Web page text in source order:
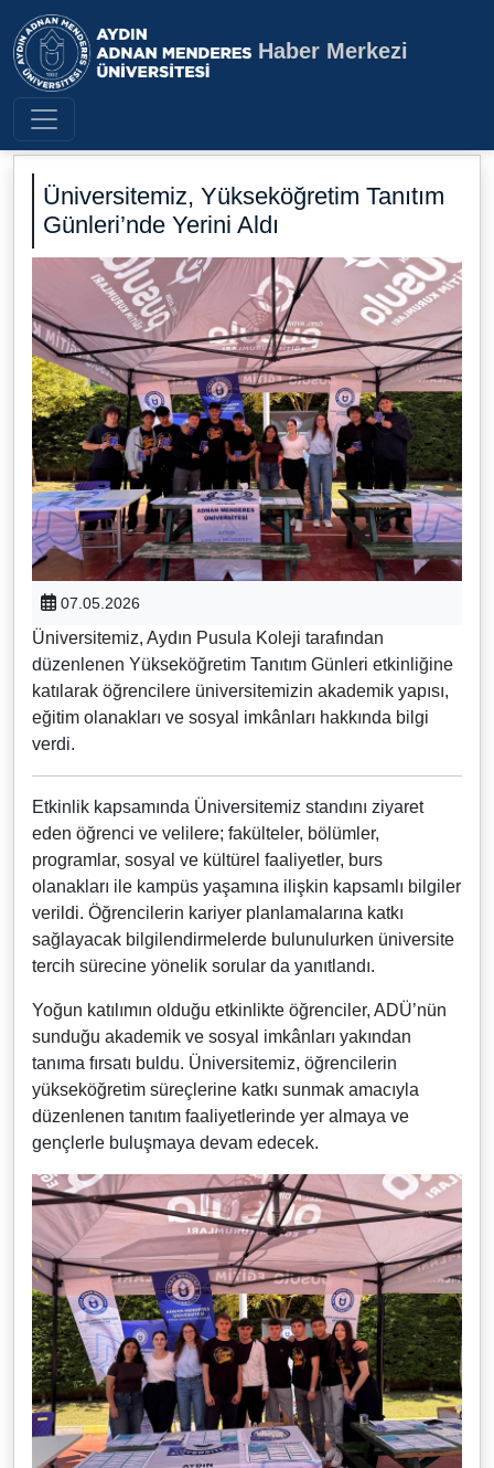
Aydın Adnan Menderes
Haber Merkezi
Üniversitemiz, Yükseköğretim Tanıtım
Günleri’nde Yerini Aldı
07.05.2026
Üniversitemiz, Aydın Pusula Koleji tarafından
düzenlenen Yükseköğretim Tanıtım Günleri etkinliğine
katılarak öğrencilere üniversitemizin akademik yapısı,
eğitim olanakları ve sosyal imkânları hakkında bilgi
verdi.
Etkinlik kapsamında Üniversitemiz standını ziyaret
eden öğrenci ve velilere; fakülteler, bölümler,
programlar, sosyal ve kültürel faaliyetler, burs
olanakları ile kampüs yaşamına ilişkin kapsamlı bilgiler
verildi. Öğrencilerin kariyer planlamalarına katkı
sağlayacak bilgilendirmelerde bulunulurken üniversite
tercih sürecine yönelik sorular da yanıtlandı.
Yoğun katılımın olduğu etkinlikte öğrenciler, ADÜ’nün
sunduğu akademik ve sosyal imkânları yakından
tanıma fırsatı buldu. Üniversitemiz, öğrencilerin
yükseköğretim süreçlerine katkı sunmak amacıyla
düzenlenen tanıtım faaliyetlerinde yer almaya ve
gençlerle buluşmaya devam edecek.